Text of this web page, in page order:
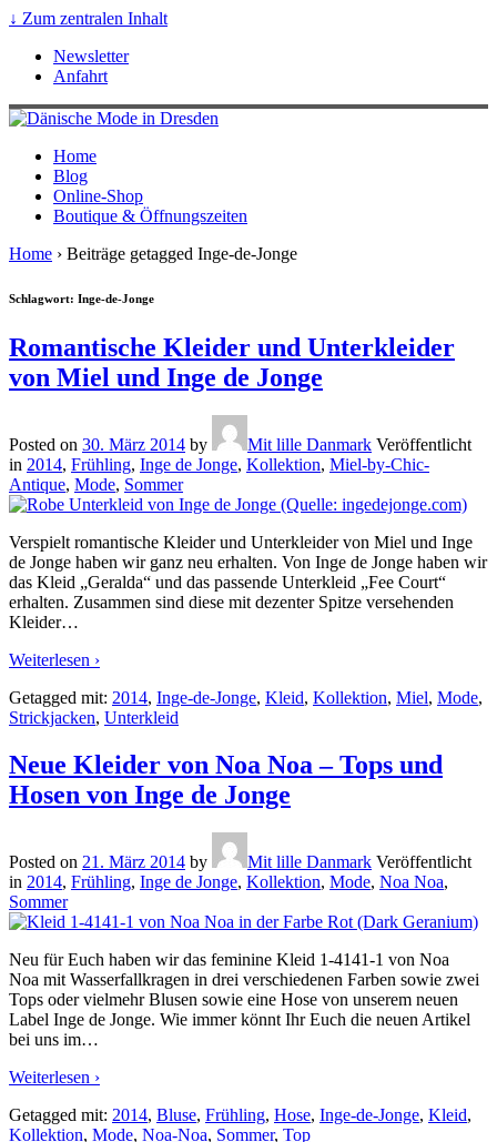
↓ Zum zentralen Inhalt
Newsletter
Anfahrt
Home
Blog
Online-Shop
Boutique & Öffnungszeiten
Home › Beiträge getagged Inge-de-Jonge
Schlagwort: Inge-de-Jonge
Romantische Kleider und Unterkleider
von Miel und Inge de Jonge
Posted on 30. März 2014 by Mit lille Danmark Veröffentlicht
in 2014, Frühling, Inge de Jonge, Kollektion, Miel-by-Chic-
Antique, Mode, Sommer
Verspielt romantische Kleider und Unterkleider von Miel und Inge
de Jonge haben wir ganz neu erhalten. Von Inge de Jonge haben wir
das Kleid „Geralda“ und das passende Unterkleid „Fee Court“
erhalten. Zusammen sind diese mit dezenter Spitze versehenden
Kleider…
Weiterlesen ›
Getagged mit: 2014, Inge-de-Jonge, Kleid, Kollektion, Miel, Mode,
Strickjacken, Unterkleid
Neue Kleider von Noa Noa – Tops und
Hosen von Inge de Jonge
Posted on 21. März 2014 by Mit lille Danmark Veröffentlicht
in 2014, Frühling, Inge de Jonge, Kollektion, Mode, Noa Noa,
Sommer
Neu für Euch haben wir das feminine Kleid 1-4141-1 von Noa
Noa mit Wasserfallkragen in drei verschiedenen Farben sowie zwei
Tops oder vielmehr Blusen sowie eine Hose von unserem neuen
Label Inge de Jonge. Wie immer könnt Ihr Euch die neuen Artikel
bei uns im…
Weiterlesen ›
Getagged mit: 2014, Bluse, Frühling, Hose, Inge-de-Jonge, Kleid,
Kollektion, Mode, Noa-Noa, Sommer, Top